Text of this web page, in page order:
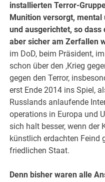
installierten Terror-
Munition versorgt,
und ausgerichtet, so
aber sicher am Zerfallen
im DoD, beim Präsident,
schon über den ‚Krieg
gegen den Terror,
erst Ende 2014 ins Spiel,
Russlands anlaufende
operations in Europa und
sich halt besser, wenn der
künstlich erdachten Feind
friedlichen Staat.
Denn bisher waren alle